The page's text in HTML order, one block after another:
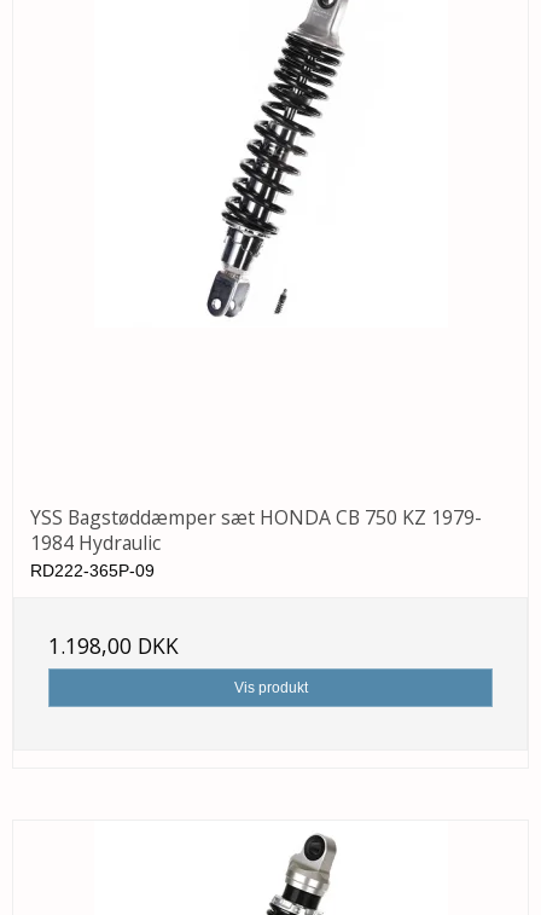
YSS Bagstøddæmper sæt HONDA CB 750 KZ 1979-
1984 Hydraulic
RD222-365P-09
1.198,00 DKK
Vis produkt